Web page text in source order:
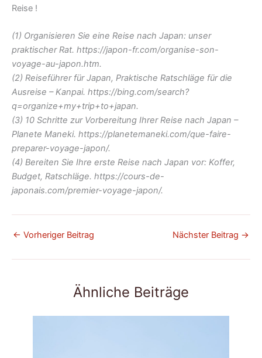
Reise !
(1) Organisieren Sie eine Reise nach Japan: unser
praktischer Rat. https://japon-fr.com/organise-son-
voyage-au-japon.htm.
(2) Reiseführer für Japan, Praktische Ratschläge für die
Ausreise – Kanpai. https://bing.com/search?
q=organize+my+trip+to+japan.
(3) 10 Schritte zur Vorbereitung Ihrer Reise nach Japan –
Planete Maneki. https://planetemaneki.com/que-faire-
preparer-voyage-japon/.
(4) Bereiten Sie Ihre erste Reise nach Japan vor: Koffer,
Budget, Ratschläge. https://cours-de-
japonais.com/premier-voyage-japon/.
← Vorheriger Beitrag Nächster Beitrag →
Ähnliche Beiträge